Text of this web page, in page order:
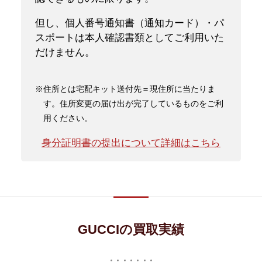
但し、個人番号通知書（通知カード）・パ
スポートは本人確認書類としてご利用いた
だけません。
※住所とは宅配キット送付先＝現住所に当たりま
す。住所変更の届け出が完了しているものをご利
用ください。
身分証明書の提出について詳細はこちら
GUCCIの買取実績